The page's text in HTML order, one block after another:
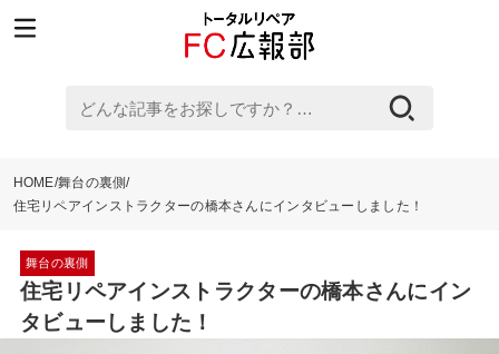
ど
記
お
探
HOME 舞台の裏側
住宅リペアインストラクターの橋本さんにインタビューしました！
舞台の裏側
住宅リペアインストラクターの橋本さんにイン
タビューしました！